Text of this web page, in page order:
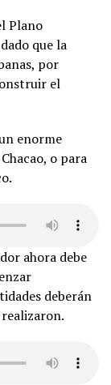
Plano
que la
por
el
enorme
o para
ahora debe
deberán